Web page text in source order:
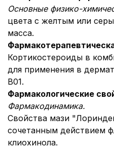
Основные физико-
цвета с желтым или
масса.
Кортикостероиды в
для применения в
B01.
Фармакологические
Фармакодинамика.
Свойства мази
сочетанным действием
клиохинола.